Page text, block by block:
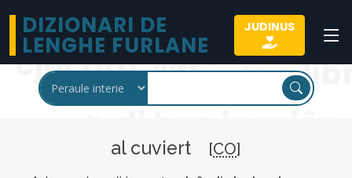
DIZIONARI DE
LENGHE FURLANE
JUDINUS
al cuviert [CO]